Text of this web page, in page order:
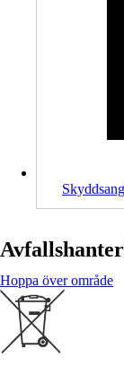
Hoppa över område